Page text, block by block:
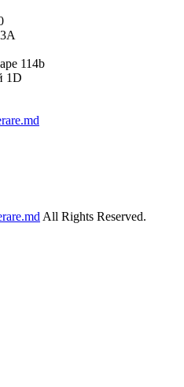
114b
1D
All Rights Reserved.